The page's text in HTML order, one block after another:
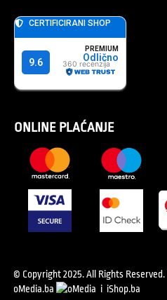
ONLINE PLAĆANJE
© Copyright 2025. All Rights Reserved.
oMedia.ba
i iShop.ba